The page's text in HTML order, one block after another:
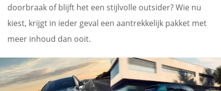
doorbraak of blijft het een stijlvolle outsider? Wie nu
kiest, krijgt in ieder geval een aantrekkelijk pakket met
meer inhoud dan ooit.